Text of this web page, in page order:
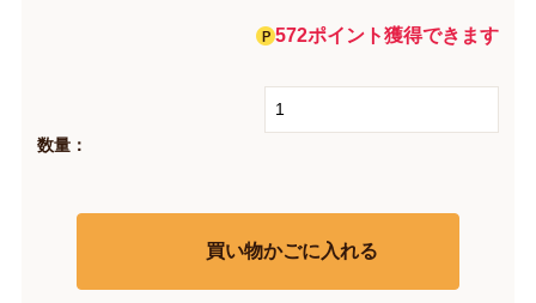
572ポイント獲得できます
数量：
買い物かごに入れる